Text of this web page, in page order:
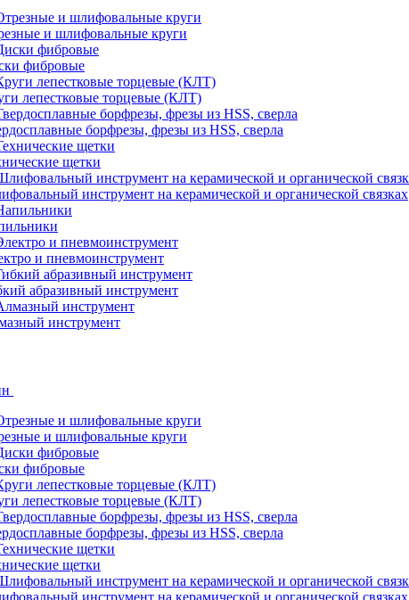
и шлифовальные круги
фибровые
лепестковые торцевые (КЛТ)
борфрезы, фрезы из HSS, сверла
щетки
инструмент на керамической и органической связках
и пневмоинструмент
абразивный инструмент
инструмент
и шлифовальные круги
фибровые
лепестковые торцевые (КЛТ)
борфрезы, фрезы из HSS, сверла
щетки
инструмент на керамической и органической связках